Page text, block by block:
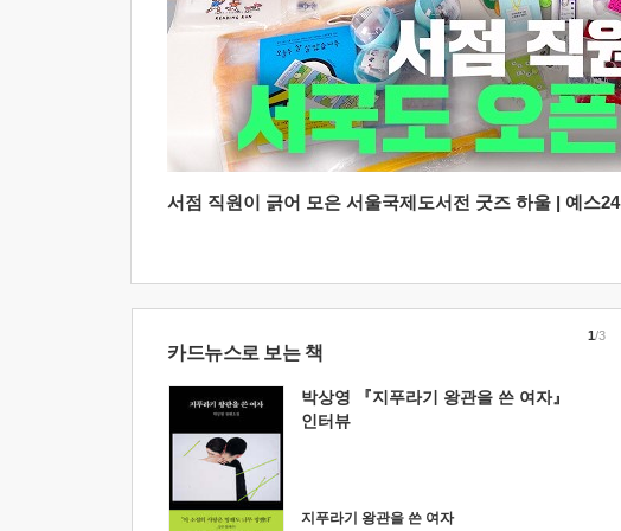
서점 직원이 긁어 모은 서울국제도서전 굿즈 하울 | 예스24
카드뉴스로 보는 책
박상영 『지푸라기 왕관을 쓴 여자』
인터뷰
지푸라기 왕관을 쓴 여자
1/3